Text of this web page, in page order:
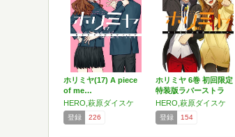
ホリミヤ(17) A piece
of me…
HERO,萩原ダイスケ
登録 226
ホリミヤ 6巻 初回限定
特装版ラバーストラ
ッ…
HERO,萩原ダイスケ
登録 154